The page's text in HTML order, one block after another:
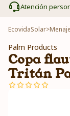
Atención
EcovidaSolar>
Palm Products
Copa
Tritán